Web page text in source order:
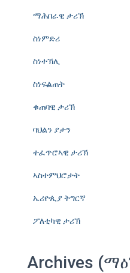
ማሕበራዊ ታሪኽ
ስነምድሪ
ስነተኽሊ
ስነፍልጠት
ቁጠባዊ ታሪኽ
ባህልን ያታን
ተፈጥሮኣዊ ታሪኽ
ኣስተምህሮታት
ኤሪዮጲያ ትግርኛ
ፖለቲካዊ ታሪኽ
Archives